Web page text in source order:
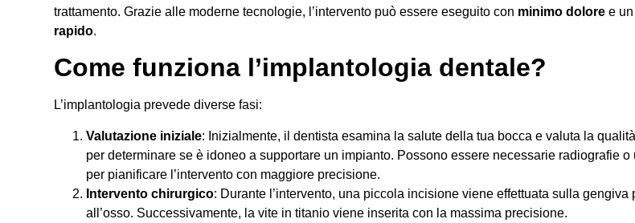
trattamento. Grazie alle moderne tecnologie, l’intervento può essere eseguito con minimo dolore e un
rapido.
Come funziona l’implantologia dentale?
L’implantologia prevede diverse fasi:
Valutazione iniziale: Inizialmente, il dentista esamina la salute della tua bocca e valuta la
per determinare se è idoneo a supportare un impianto. Possono essere necessarie radiografie
per pianificare l’intervento con maggiore precisione.
Intervento chirurgico: Durante l’intervento, una piccola incisione viene effettuata sulla gengiva
all’osso. Successivamente, la vite in titanio viene inserita con la massima precisione.